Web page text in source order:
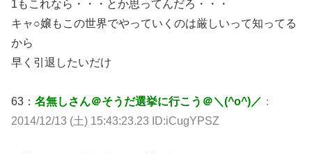
1もこれなら・・・とか思ってんだろ・・・
キャ○嬢もこの世界でやっていくのは厳しいって知ってる
から
早く引退したいだけ
63： 名無しさん＠そうだ選挙に行こう＠＼(^o^)／ ：
2014/12/13 (土) 15:43:23.23 ID:iCugYPSZ